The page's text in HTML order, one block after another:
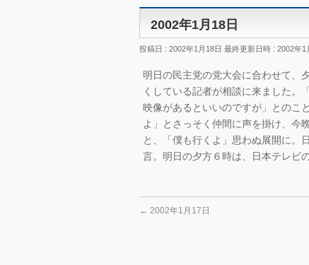
2002年1月18日
投稿日 : 2002年1月18日 最終更新日時 : 2002年1
明日の民主党の党大会に合わせて、
くしている記者が相談に来ました。
映像があるといいのですが」とのこ
よ」とさっそく仲間に声を掛け、今
と、「僕も行くよ」思わぬ展開に。
言。明日の夕方６時は、日本テレビ
← 2002年1月17日